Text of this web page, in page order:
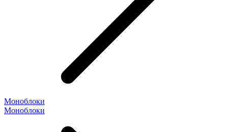
Моноблоки
Моноблоки